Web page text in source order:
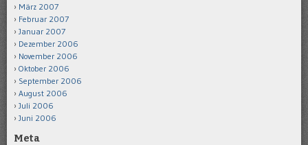
März 2007
Februar 2007
Januar 2007
Dezember 2006
November 2006
Oktober 2006
September 2006
August 2006
Juli 2006
Juni 2006
Meta